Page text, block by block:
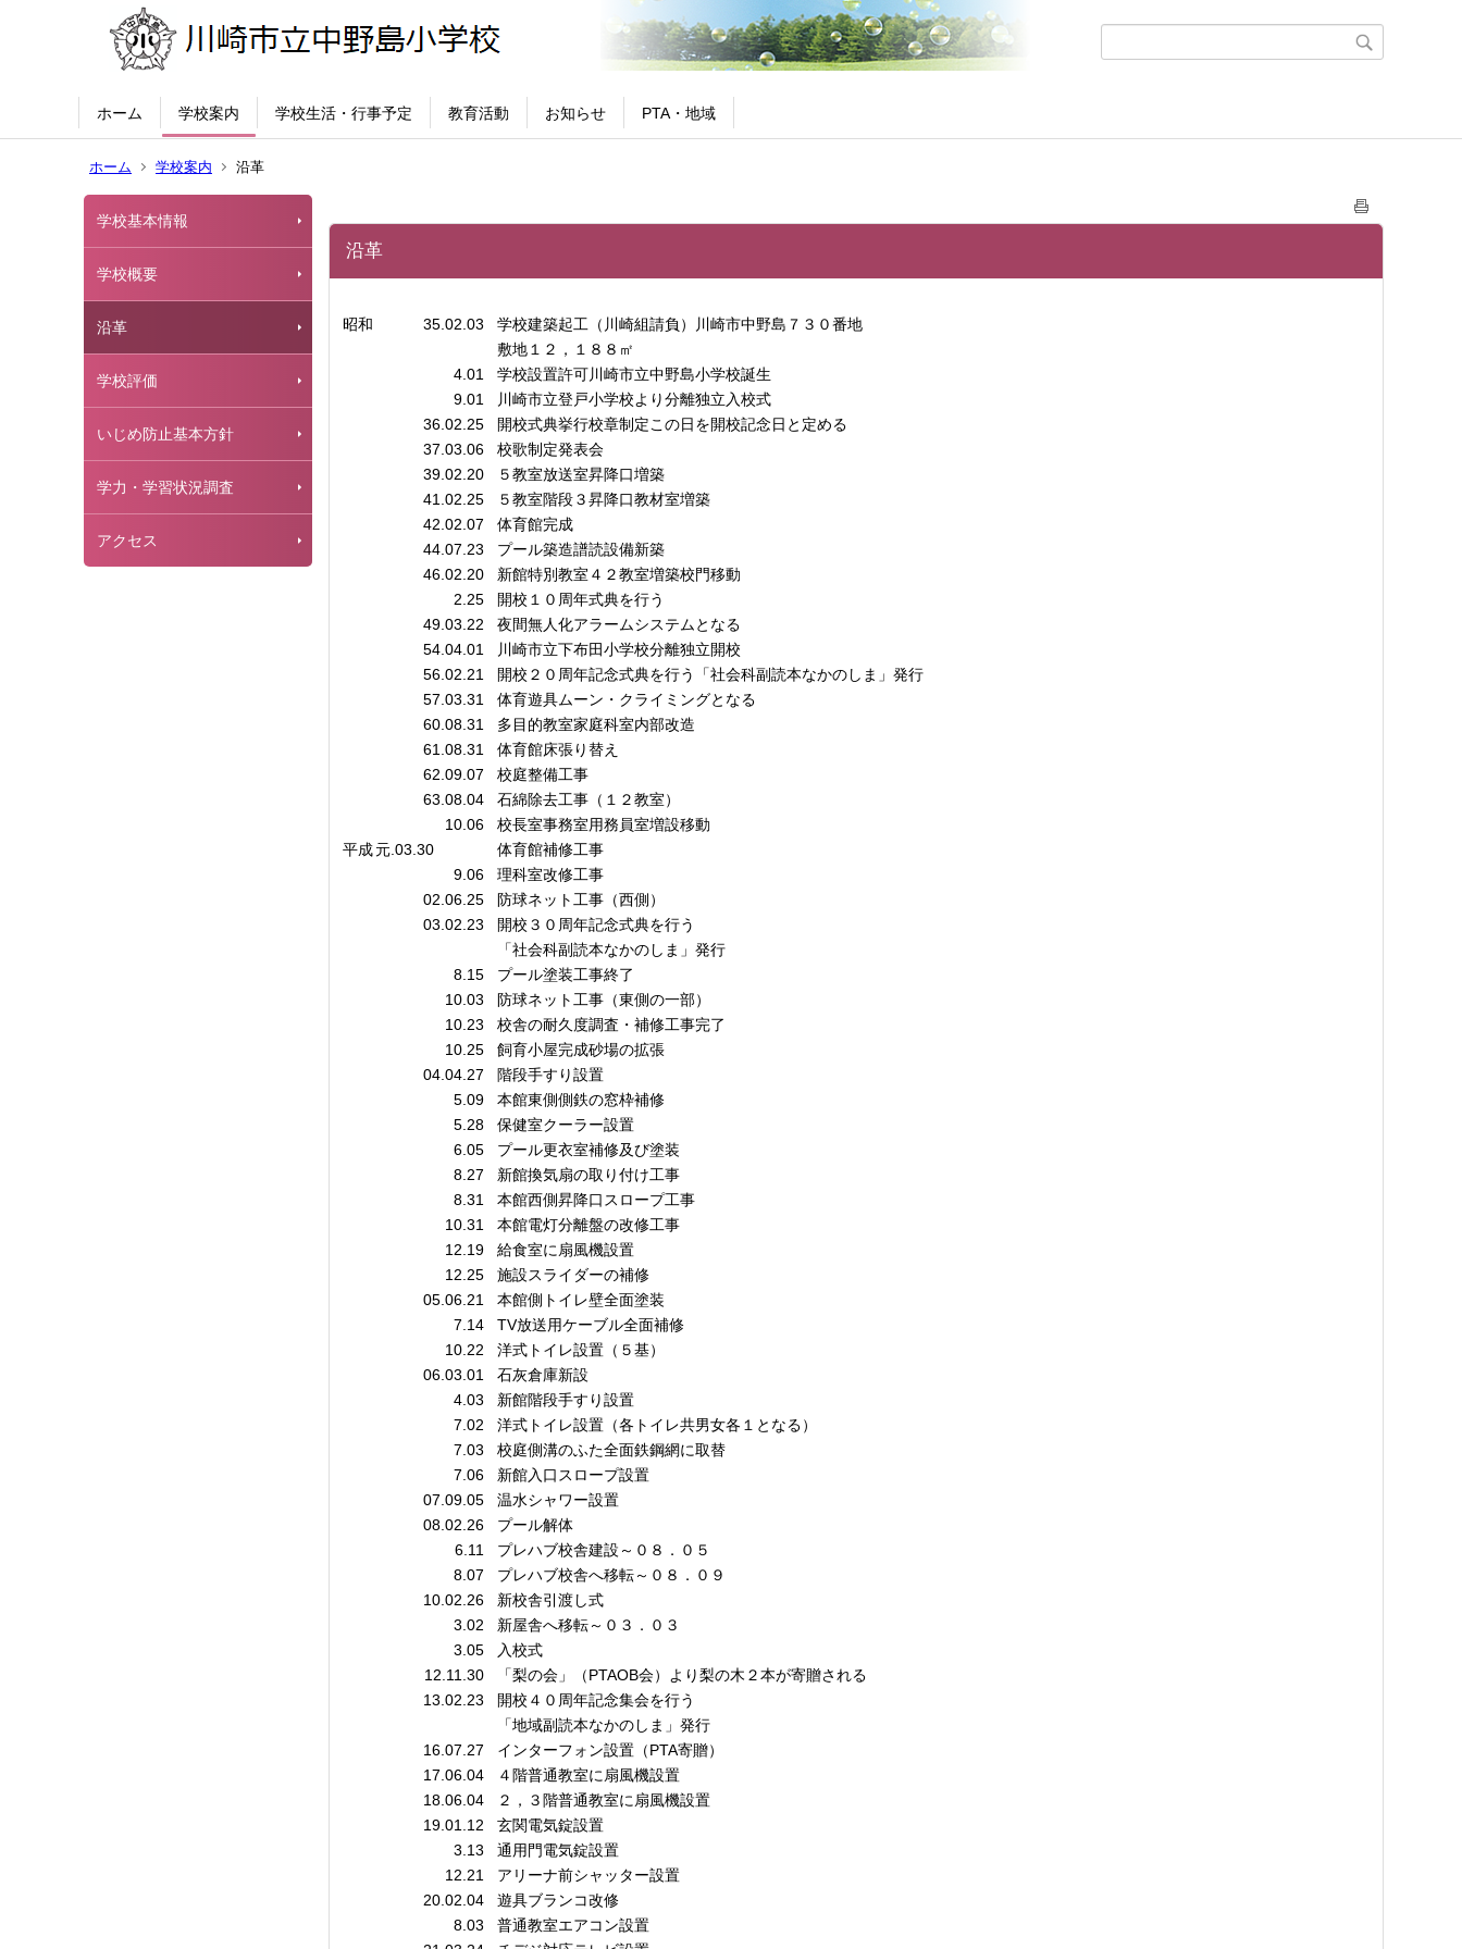
ホーム 学校案内 学校生活・行事予定 教育活動 お知らせ PTA・地域
ホーム 学校案内 沿革
学校基本情報
学校概要
沿革
学校評価
いじめ防止基本方針
学力・学習状況調査
アクセス
沿革
昭和 35.02.03
学校建築起工（川崎組請負）川崎市中野島７３０番地
敷地１２，１８８㎡
4.01
学校設置許可川崎市立中野島小学校誕生
9.01
川崎市立登戸小学校より分離独立入校式
36.02.25
開校式典挙行校章制定この日を開校記念日と定める
37.03.06
校歌制定発表会
39.02.20
５教室放送室昇降口増築
41.02.25
５教室階段３昇降口教材室増築
42.02.07
体育館完成
44.07.23
プール築造譜読設備新築
46.02.20
新館特別教室４２教室増築校門移動
2.25
開校１０周年式典を行う
49.03.22
夜間無人化アラームシステムとなる
54.04.01
川崎市立下布田小学校分離独立開校
56.02.21
開校２０周年記念式典を行う「社会科副読本なかのしま」発行
57.03.31
体育遊具ムーン・クライミングとなる
60.08.31
多目的教室家庭科室内部改造
61.08.31
体育館床張り替え
62.09.07
校庭整備工事
63.08.04
石綿除去工事（１２教室）
10.06
校長室事務室用務員室増設移動
平成元.03.30
体育館補修工事
9.06
理科室改修工事
02.06.25
防球ネット工事（西側）
03.02.23
開校３０周年記念式典を行う
「社会科副読本なかのしま」発行
8.15
プール塗装工事終了
10.03
防球ネット工事（東側の一部）
10.23
校舎の耐久度調査・補修工事完了
10.25
飼育小屋完成砂場の拡張
04.04.27
階段手すり設置
5.09
本館東側側鉄の窓枠補修
5.28
保健室クーラー設置
6.05
プール更衣室補修及び塗装
8.27
新館換気扇の取り付け工事
8.31
本館西側昇降口スロープ工事
10.31
本館電灯分離盤の改修工事
12.19
給食室に扇風機設置
12.25
施設スライダーの補修
05.06.21
本館側トイレ壁全面塗装
7.14
TV放送用ケーブル全面補修
10.22
洋式トイレ設置（５基）
06.03.01
石灰倉庫新設
4.03
新館階段手すり設置
7.02
洋式トイレ設置（各トイレ共男女各１となる）
7.03
校庭側溝のふた全面鉄鋼網に取替
7.06
新館入口スロープ設置
07.09.05
温水シャワー設置
08.02.26
プール解体
6.11
プレハブ校舎建設～０８．０５
8.07
プレハブ校舎へ移転～０８．０９
10.02.26
新校舎引渡し式
3.02
新屋舎へ移転～０３．０３
3.05
入校式
12.11.30
「梨の会」（PTAOB会）より梨の木２本が寄贈される
13.02.23
開校４０周年記念集会を行う
「地域副読本なかのしま」発行
16.07.27
インターフォン設置（PTA寄贈）
17.06.04
４階普通教室に扇風機設置
18.06.04
２，３階普通教室に扇風機設置
19.01.12
玄関電気錠設置
3.13
通用門電気錠設置
12.21
アリーナ前シャッター設置
20.02.04
遊具ブランコ改修
8.03
普通教室エアコン設置